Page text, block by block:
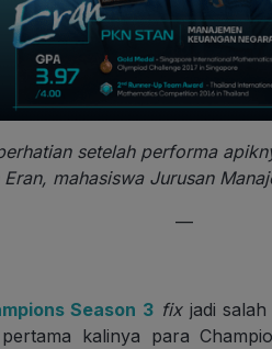
setelah performa
mahasiswa Jurusan
—
Season 3 fix jadi
kalinya para